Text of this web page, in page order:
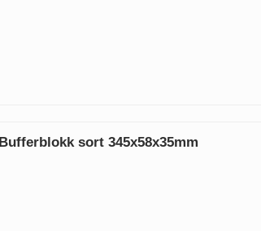
Bufferblokk sort 345x58x35mm